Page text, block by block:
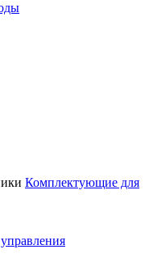
Комплектующие для